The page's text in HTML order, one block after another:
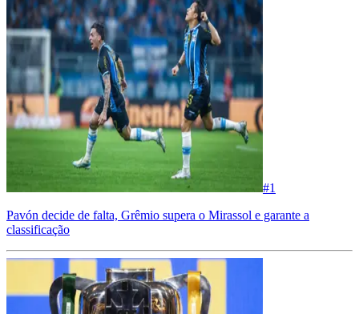
#1
Pavón decide de falta, Grêmio supera o Mirassol e garante a
classificação